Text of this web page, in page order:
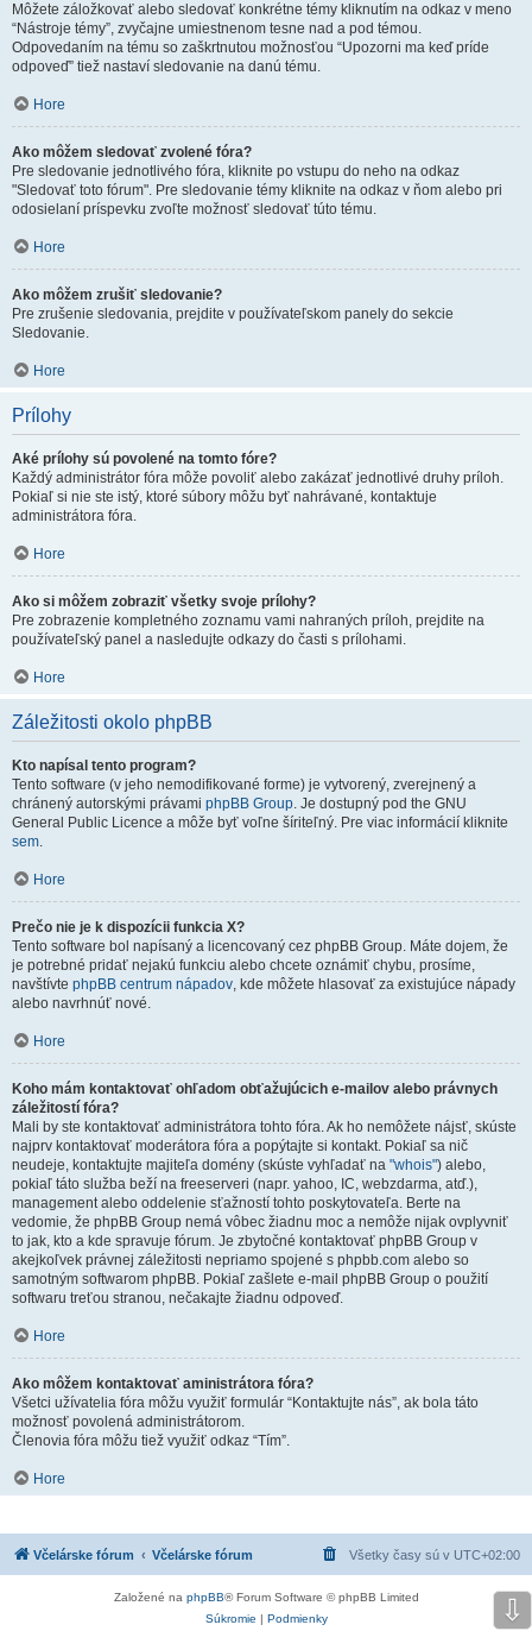
Môžete záložkovať alebo sledovať konkrétne témy kliknutím na odkaz v meno
“Nástroje témy”, zvyčajne umiestnenom tesne nad a pod témou.
Odpovedaním na tému so zaškrtnutou možnosťou “Upozorni ma keď príde
odpoveď” tiež nastaví sledovanie na danú tému.
Hore
Ako môžem sledovať zvolené fóra?
Pre sledovanie jednotlivého fóra, kliknite po vstupu do neho na odkaz
"Sledovať toto fórum". Pre sledovanie témy kliknite na odkaz v ňom alebo pri
odosielaní príspevku zvoľte možnosť sledovať túto tému.
Hore
Ako môžem zrušiť sledovanie?
Pre zrušenie sledovania, prejdite v používateľskom panely do sekcie
Sledovanie.
Hore
Prílohy
Aké prílohy sú povolené na tomto fóre?
Každý administrátor fóra môže povoliť alebo zakázať jednotlivé druhy príloh.
Pokiaľ si nie ste istý, ktoré súbory môžu byť nahrávané, kontaktuje
administrátora fóra.
Hore
Ako si môžem zobraziť všetky svoje prílohy?
Pre zobrazenie kompletného zoznamu vami nahraných príloh, prejdite na
používateľský panel a nasledujte odkazy do časti s prílohami.
Hore
Záležitosti okolo phpBB
Kto napísal tento program?
Tento software (v jeho nemodifikované forme) je vytvorený, zverejnený a
chránený autorskými právami phpBB Group. Je dostupný pod the GNU
General Public Licence a môže byť voľne šíriteľný. Pre viac informácií kliknite
sem.
Hore
Prečo nie je k dispozícii funkcia X?
Tento software bol napísaný a licencovaný cez phpBB Group. Máte dojem, že
je potrebné pridať nejakú funkciu alebo chcete oznámiť chybu, prosíme,
navštívte phpBB centrum nápadov, kde môžete hlasovať za existujúce nápady
alebo navrhnúť nové.
Hore
Koho mám kontaktovať ohľadom obťažujúcich e-mailov alebo právnych
záležitostí fóra?
Mali by ste kontaktovať administrátora tohto fóra. Ak ho nemôžete nájsť, skúste
najprv kontaktovať moderátora fóra a popýtajte si kontakt. Pokiaľ sa nič
neudeje, kontaktujte majiteľa domény (skúste vyhľadať na "whois") alebo,
pokiaľ táto služba beží na freeserveri (napr. yahoo, IC, webzdarma, atď.),
management alebo oddelenie sťažností tohto poskytovateľa. Berte na
vedomie, že phpBB Group nemá vôbec žiadnu moc a nemôže nijak ovplyvniť
to jak, kto a kde spravuje fórum. Je zbytočné kontaktovať phpBB Group v
akejkoľvek právnej záležitosti nepriamo spojené s phpbb.com alebo so
samotným softwarom phpBB. Pokiaľ zašlete e-mail phpBB Group o použití
softwaru treťou stranou, nečakajte žiadnu odpoveď.
Hore
Ako môžem kontaktovať aministrátora fóra?
Všetci užívatelia fóra môžu využiť formulár “Kontaktujte nás”, ak bola táto
možnosť povolená administrátorom.
Členovia fóra môžu tiež využiť odkaz “Tím”.
Hore
Včelárske fórum Včelárske fórum Všetky časy sú v UTC+02:00
Založené na phpBB® Forum Software © phpBB Limited
Súkromie | Podmienky ⇩